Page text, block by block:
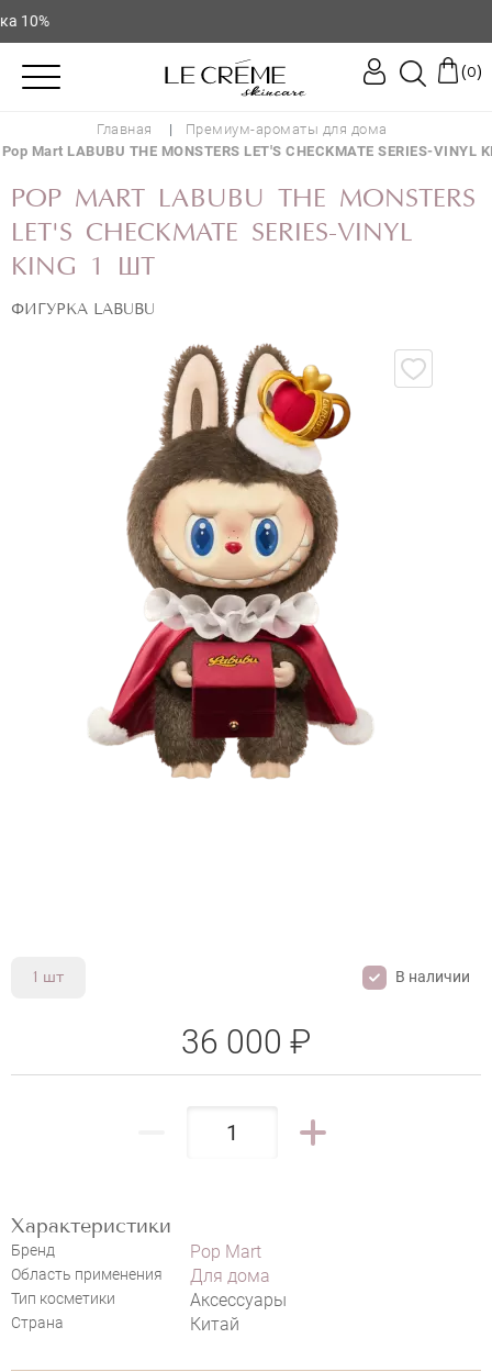
(0)
Главная
Премиум-ароматы для дома
Pop Mart LABUBU THE MONSTERS LET'S CHECKMATE SERIES-VINYL
POP MART LABUBU THE MONSTERS
LET'S CHECKMATE SERIES-VINYL
KING 1 ШТ
ФИГУРКА LABUBU
POP MART LABUBU THE MONSTERS
LET'S CHECKMATE SERIES-VINYL KING
1 шт В наличии
Характеристики
Бренд Pop Mart
Область применения Для дома
Тип косметики Аксессуары
Страна Китай
36 000 ₽